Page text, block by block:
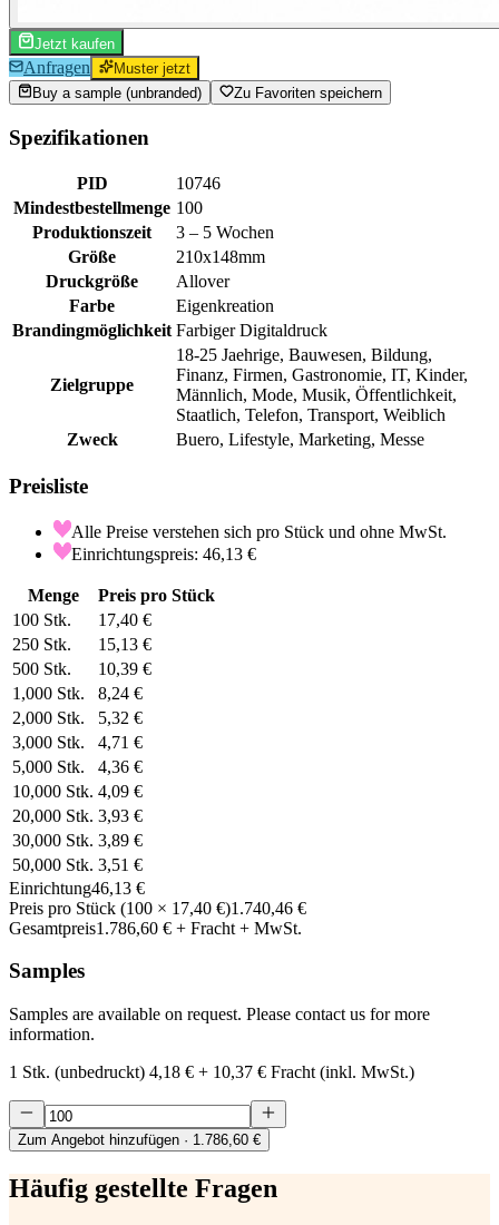
Jetzt kaufen
Anfragen
Muster jetzt
Buy a sample (unbranded)
Zu Favoriten speichern
Spezifikationen
PID
10746
Mindestbestellmenge 100
Produktionszeit
3 – 5 Wochen
Größe
210x148mm
Druckgröße
Allover
Farbe
Eigenkreation
Brandingmöglichkeit Farbiger Digitaldruck
Zielgruppe
18-25 Jaehrige, Bauwesen, Bildung,
Finanz, Firmen, Gastronomie, IT, Kinder,
Männlich, Mode, Musik, Öffentlichkeit,
Staatlich, Telefon, Transport, Weiblich
Zweck
Buero, Lifestyle, Marketing, Messe
Preisliste
Alle Preise verstehen sich pro Stück und ohne MwSt.
Einrichtungspreis: 46,13 €
Menge
Preis pro Stück
100 Stk.
17,40 €
250 Stk.
15,13 €
500 Stk.
10,39 €
1,000 Stk.
8,24 €
2,000 Stk.
5,32 €
3,000 Stk.
4,71 €
5,000 Stk.
4,36 €
10,000 Stk. 4,09 €
20,000 Stk. 3,93 €
30,000 Stk. 3,89 €
50,000 Stk. 3,51 €
Einrichtung46,13 €
Preis pro Stück (100 × 17,40 €)1.740,46 €
Gesamtpreis1.786,60 € + Fracht + MwSt.
Samples
Samples are available on request. Please contact us for more
information.
1 Stk. (unbedruckt) 4,18 € + 10,37 € Fracht (inkl. MwSt.)
Zum Angebot hinzufügen · 1.786,60 €
Häufig gestellte Fragen